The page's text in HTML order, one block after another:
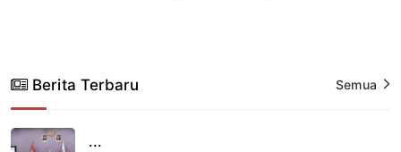
Berita Terbaru Semua
...